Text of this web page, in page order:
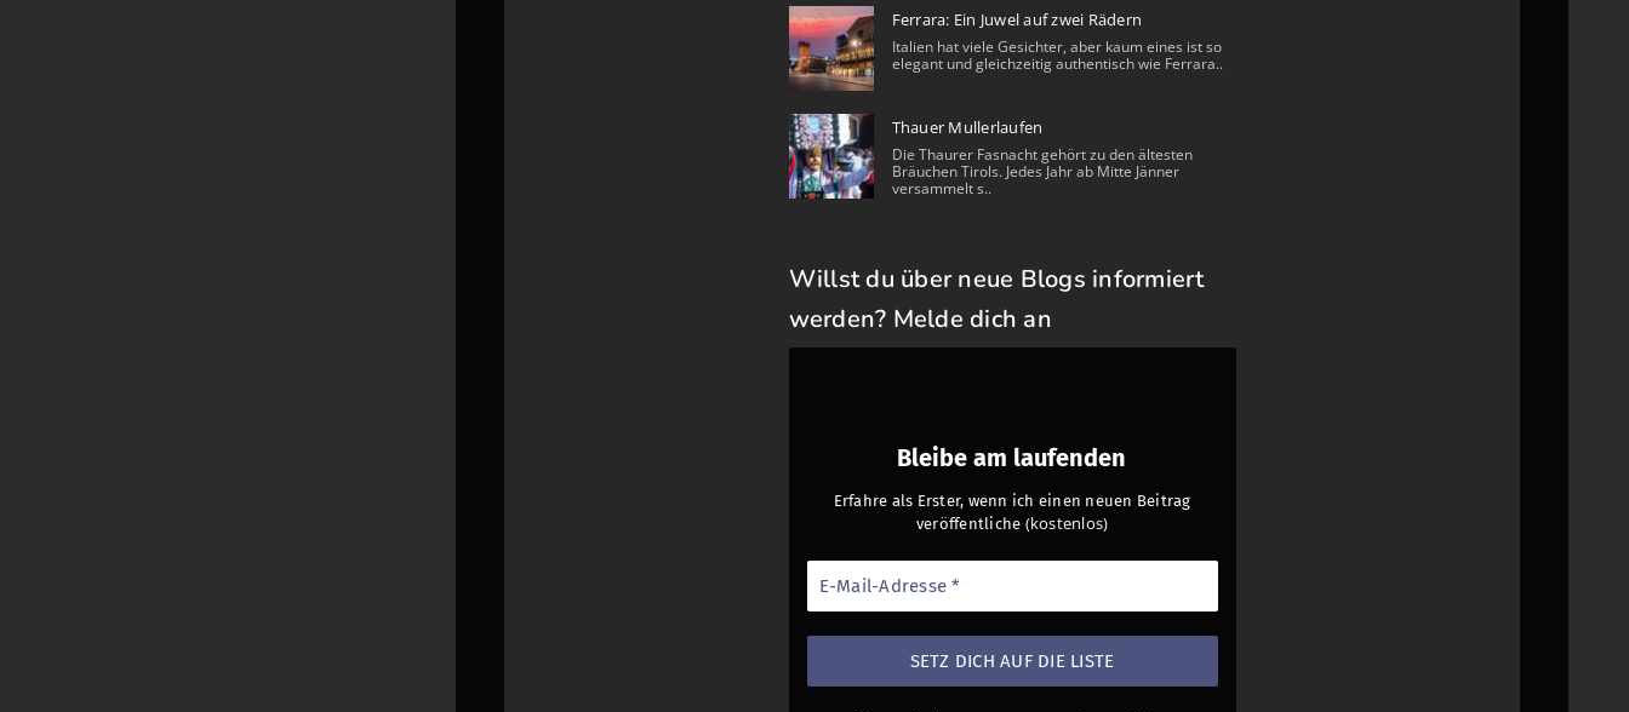
Ferrara: Ein Juwel auf zwei Rädern
Italien hat viele Gesichter, aber kaum eines ist so
elegant und gleichzeitig authentisch wie Ferrara..
Thauer Mullerlaufen
Die Thaurer Fasnacht gehört zu den ältesten
Bräuchen Tirols. Jedes Jahr ab Mitte Jänner
versammelt s..
Willst du über neue Blogs informiert
werden? Melde dich an
Bleibe am laufenden
Erfahre als Erster, wenn ich einen neuen Beitrag
veröffentliche (kostenlos)